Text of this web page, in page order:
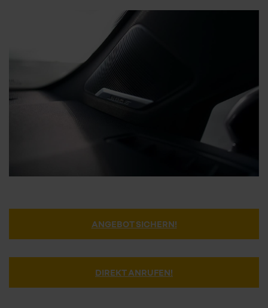
ANGEBOT SICHERN!
DIREKT ANRUFEN!